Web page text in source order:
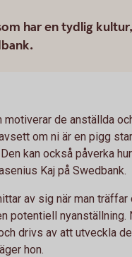
har en tydlig
de anställda
om ni är en pigg
kan också påverka hur
Kaj på Swedbank.
av sig när man träffar
potentiell nyanställning.
drivs av att utveckla
hon.